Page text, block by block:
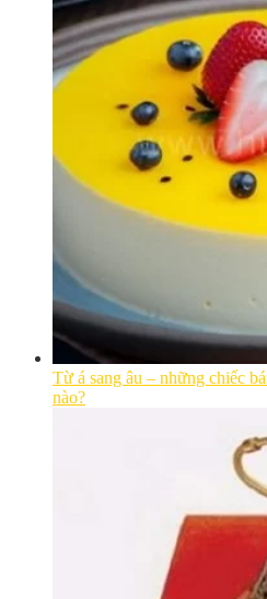
Từ á sang âu – những chiếc
nào?